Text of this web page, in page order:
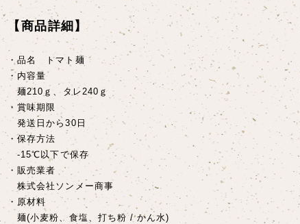
【商品詳細】
・品名 トマト麺
・内容量
麺210ｇ、タレ240ｇ
・賞味期限
発送日から30日
・保存方法
-15℃以下で保存
・販売業者
株式会社ソンメー商事
・原材料
麺(小麦粉、食塩、打ち粉 / かん水)